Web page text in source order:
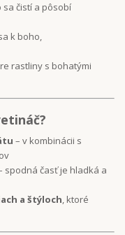
sa čistí a pôsobí
k boho,
rastliny s bohatými
– v kombinácii s
spodná časť je hladká a
a štýloch, ktoré